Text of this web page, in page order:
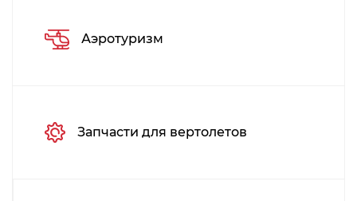
Аэротуризм
Запчасти для вертолетов